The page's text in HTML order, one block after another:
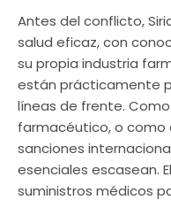
Antes del conflicto,
salud eficaz, con
su propia industria
están prácticamente
líneas de frente.
farmacéutico, o como
sanciones
esenciales escasean.
suministros médicos